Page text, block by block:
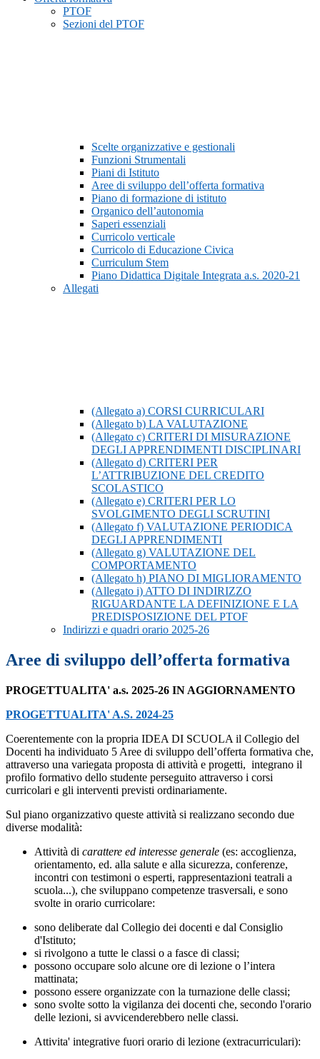
PTOF
Sezioni del PTOF
Scelte organizzative e gestionali
Funzioni Strumentali
Piani di Istituto
Aree di sviluppo dell’offerta formativa
Piano di formazione di istituto
Organico dell’autonomia
Saperi essenziali
Curricolo verticale
Curricolo di Educazione Civica
Curriculum Stem
Piano Didattica Digitale Integrata a.s. 2020-21
Allegati
(Allegato a) CORSI CURRICULARI
(Allegato b) LA VALUTAZIONE
(Allegato c) CRITERI DI MISURAZIONE
DEGLI APPRENDIMENTI DISCIPLINARI
(Allegato d) CRITERI PER
L’ATTRIBUZIONE DEL CREDITO
SCOLASTICO
(Allegato e) CRITERI PER LO
SVOLGIMENTO DEGLI SCRUTINI
(Allegato f) VALUTAZIONE PERIODICA
DEGLI APPRENDIMENTI
(Allegato g) VALUTAZIONE DEL
COMPORTAMENTO
(Allegato h) PIANO DI MIGLIORAMENTO
(Allegato i) ATTO DI INDIRIZZO
RIGUARDANTE LA DEFINIZIONE E LA
PREDISPOSIZIONE DEL PTOF
Indirizzi e quadri orario 2025-26
Aree di sviluppo dell’offerta formativa
PROGETTUALITA' a.s. 2025-26 IN AGGIORNAMENTO
PROGETTUALITA' A.S. 2024-25
Coerentemente con la propria IDEA DI SCUOLA il Collegio del
Docenti ha individuato 5 Aree di sviluppo dell’offerta formativa che,
attraverso una variegata proposta di attività e progetti, integrano il
profilo formativo dello studente perseguito attraverso i corsi
curricolari e gli interventi previsti ordinariamente.
Sul piano organizzativo queste attività si realizzano secondo due
diverse modalità:
Attività di carattere ed interesse generale (es: accoglienza,
orientamento, ed. alla salute e alla sicurezza, conferenze,
incontri con testimoni o esperti, rappresentazioni teatrali a
scuola...), che sviluppano competenze trasversali, e sono
svolte in orario curricolare:
sono deliberate dal Collegio dei docenti e dal Consiglio
d'Istituto;
si rivolgono a tutte le classi o a fasce di classi;
possono occupare solo alcune ore di lezione o l’intera
mattinata;
possono essere organizzate con la turnazione delle classi;
sono svolte sotto la vigilanza dei docenti che, secondo l'orario
delle lezioni, si avvicenderebbero nelle classi.
Attivita' integrative fuori orario di lezione (extracurriculari):